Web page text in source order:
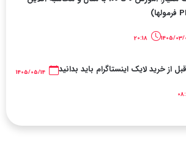
20:18
از خرید لایک اینستاگرام باید بدانید